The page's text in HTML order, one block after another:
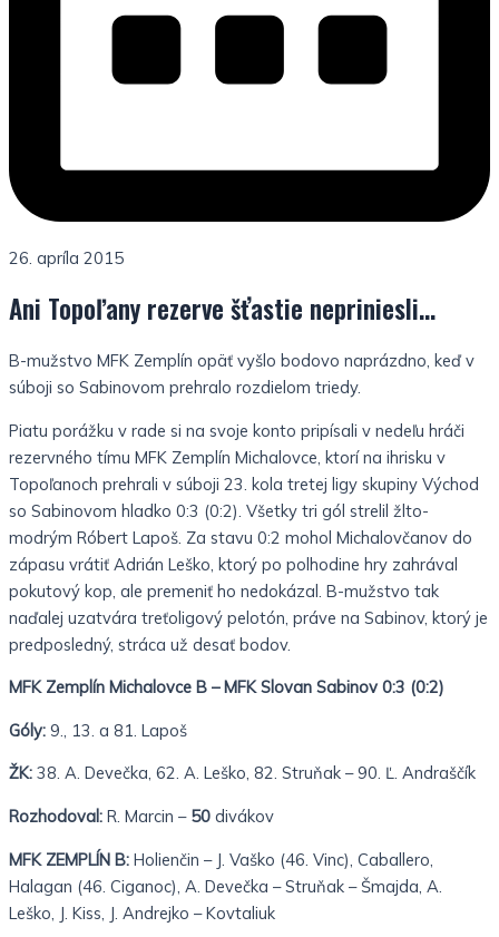
26. apríla 2015
Ani Topoľany rezerve šťastie nepriniesli…
B-mužstvo MFK Zemplín opäť vyšlo bodovo naprázdno, keď v
súboji so Sabinovom prehralo rozdielom triedy.
Piatu porážku v rade si na svoje konto pripísali v nedeľu hráči
rezervného tímu MFK Zemplín Michalovce, ktorí na ihrisku v
Topoľanoch prehrali v súboji 23. kola tretej ligy skupiny Východ
so Sabinovom hladko 0:3 (0:2). Všetky tri gól strelil žlto-
modrým Róbert Lapoš. Za stavu 0:2 mohol Michalovčanov do
zápasu vrátiť Adrián Leško, ktorý po polhodine hry zahrával
pokutový kop, ale premeniť ho nedokázal. B-mužstvo tak
naďalej uzatvára treťoligový pelotón, práve na Sabinov, ktorý je
predposledný, stráca už desať bodov.
MFK Zemplín Michalovce B – MFK Slovan Sabinov 0:3 (0:2)
Góly: 9., 13. a 81. Lapoš
ŽK: 38. A. Devečka, 62. A. Leško, 82. Struňak – 90. Ľ. Andraščík
Rozhodoval: R. Marcin – 50 divákov
MFK ZEMPLÍN B: Holienčin – J. Vaško (46. Vinc), Caballero,
Halagan (46. Ciganoc), A. Devečka – Struňak – Šmajda, A.
Leško, J. Kiss, J. Andrejko – Kovtaliuk